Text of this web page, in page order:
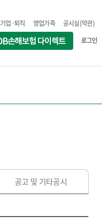
기업·퇴직 영업가족 공시실(약관)
로그인
공고 및 기타공시